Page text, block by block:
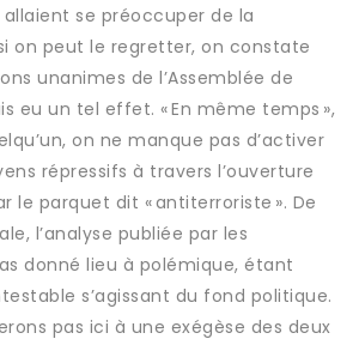
allaient se préoccuper de la
on peut le regretter, on constate
unanimes de l’Assemblée de
eu un tel effet. « En même temps »,
on ne manque pas d’activer
répressifs à travers l’ouverture
le parquet dit « antiterroriste ». De
l’analyse publiée par les
donné lieu à polémique, étant
s’agissant du fond politique.
pas ici à une exégèse des deux